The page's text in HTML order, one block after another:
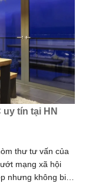
tín tại HN
thư tư vấn của
mạng xã hội
nhưng không biết